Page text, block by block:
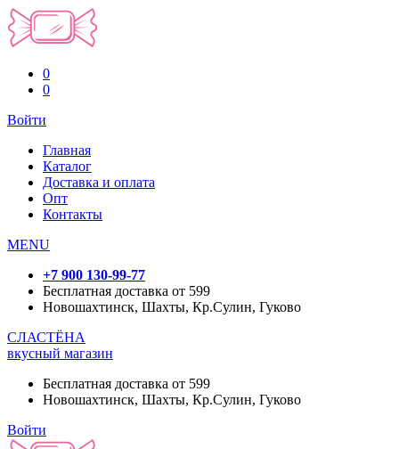
0
0
Войти
Главная
Каталог
Доставка и оплата
Опт
Контакты
MENU
+7 900 130-99-77
Бесплатная доставка от 599
Новошахтинск, Шахты, Кр.Сулин, Гуково
СЛАСТЁНА
вкусный магазин
Бесплатная доставка от 599
Новошахтинск, Шахты, Кр.Сулин, Гуково
Войти